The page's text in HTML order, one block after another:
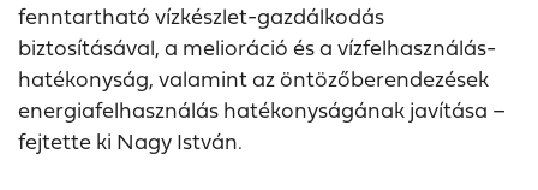
fenntartható vízkészlet-gazdálkodás
biztosításával, a melioráció és a vízfelhasználás-
hatékonyság, valamint az öntözőberendezések
energiafelhasználás hatékonyságának javítása –
fejtette ki Nagy István.